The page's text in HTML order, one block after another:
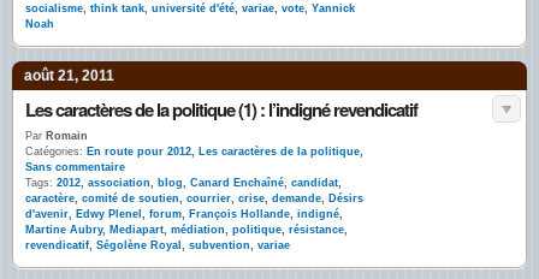
socialisme, think tank, université d'été, variae, vote, Yannick
Noah
août 21, 2011
Les caractères de la politique (1) : l’indigné revendicatif
Par Romain
Catégories: En route pour 2012, Les caractères de la politique,
Sans commentaire
Tags: 2012, association, blog, Canard Enchaîné, candidat,
caractère, comité de soutien, courrier, crise, demande, Désirs
d'avenir, Edwy Plenel , forum, François Hollande, indigné,
Martine Aubry, Mediapart, médiation, politique, résistance,
revendicatif, Ségolène Royal , subvention, variae